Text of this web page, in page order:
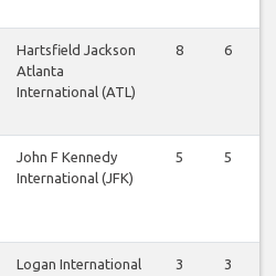
Hartsfield Jackson
Atlanta
International (ATL)
8 6
John F Kennedy
International (JFK)
5 5
Logan International
3 3